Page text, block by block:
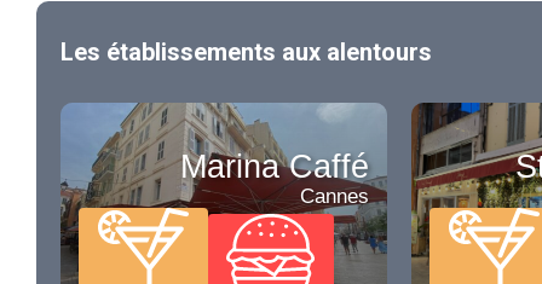
Les établissements aux alentours
Marina Caffé
Cannes